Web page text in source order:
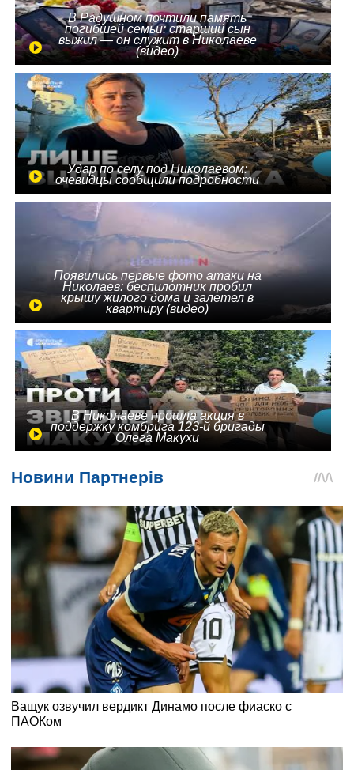
В Радушном почтили память
погибшей семьи: старший сын
выжил — он служит в Николаеве
(видео)
Удар по селу под Николаевом:
очевидцы сообщили подробности
Появились первые фото атаки на
Николаев: беспилотник пробил
крышу жилого дома и залетел в
квартиру (видео)
В Николаеве прошла акция в
поддержку комбрига 123-й бригады
Олега Макухи